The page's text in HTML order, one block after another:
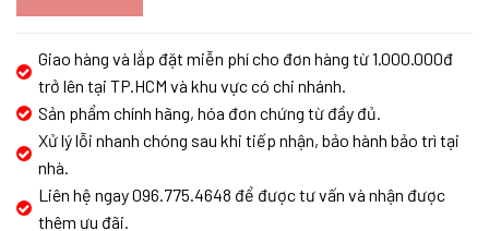
Giao hàng và lắp đặt miễn phí cho đơn hàng từ 1.000.000đ
trở lên tại TP.HCM và khu vực có chi nhánh.
Sản phẩm chính hãng, hóa đơn chứng từ đầy đủ.
Xử lý lỗi nhanh chóng sau khi tiếp nhận, bảo hành bảo trì tại
nhà.
Liên hệ ngay 096.775.4648 để được tư vấn và nhận được
thêm ưu đãi.